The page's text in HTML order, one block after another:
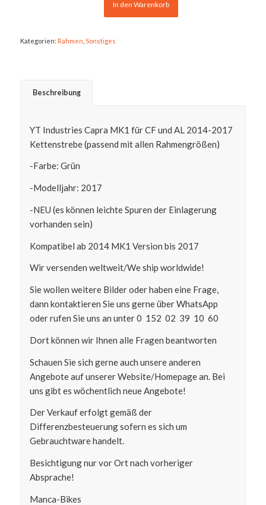
In den Warenkorb
Kategorien: Rahmen Sonstiges
Beschreibung
YT Industries Capra MK1 für CF und AL 2014-2017
Kettenstrebe (passend mit allen Rahmengrößen)
-Farbe: Grün
-Modelljahr: 2017
-NEU (es können leichte Spuren der Einlagerung
vorhanden sein)
Kompatibel ab 2014 MK1 Version bis 2017
Wir versenden weltweit/We ship worldwide!
Sie wollen weitere Bilder oder haben eine Frage,
dann kontaktieren Sie uns gerne über WhatsApp
oder rufen Sie uns an unter 0 152 02 39 10 60
Dort können wir Ihnen alle Fragen beantworten
Schauen Sie sich gerne auch unsere anderen
Angebote auf unserer Website/Homepage an. Bei
uns gibt es wöchentlich neue Angebote!
Der Verkauf erfolgt gemäß der
Differenzbesteuerung sofern es sich um
Gebrauchtware handelt.
Besichtigung nur vor Ort nach vorheriger
Absprache!
Manca-Bikes